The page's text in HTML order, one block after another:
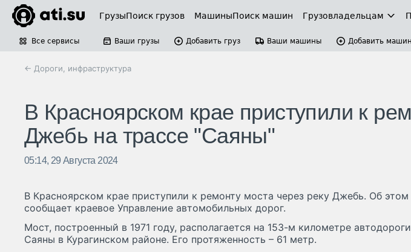
ГрузыПоиск грузов МашиныПоиск машин Грузовладельцам
Все сервисы Ваши грузы Добавить груз Ваши машины Добавить
← Дороги, инфраструктура
В Красноярском крае приступили к
Джебь на трассе "Саяны"
05:14, 29 Августа 2024
В Красноярском крае приступили к ремонту моста через реку Джебь. Об этом
сообщает краевое Управление автомобильных дорог.
Мост, построенный в 1971 году, располагается на 153-м километре автодороги
Саяны в Курагинском районе. Его протяженность – 61 метр.